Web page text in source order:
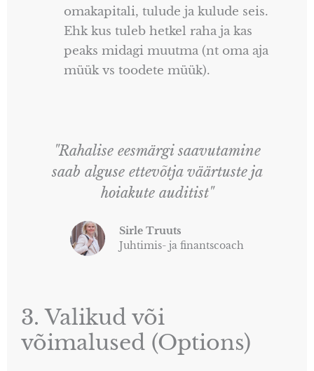
omakapitali, tulude ja kulude seis.
Ehk kus tuleb hetkel raha ja kas
peaks midagi muutma (nt oma aja
müük vs toodete müük).
"Rahalise eesmärgi saavutamine
saab alguse ettevõtja väärtuste ja
hoiakute auditist"
Sirle Truuts
Juhtimis- ja finantscoach
3. Valikud või
võimalused (Options)